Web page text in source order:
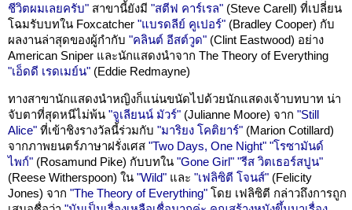
ชีวิตผมเลยครับ" สาขานี้ยังมี "สตีฟ คาร์เรล" (Steve Carell) ที่เปลี่ยน
โฉมรับบทใน Foxcatcher "แบรดลีย์ คูเปอร์" (Bradley Cooper) กับ
ผลงานล่าสุดของผู้กำกับ "คลินต์ อีสต์วูด" (Clint Eastwood) อย่าง
American Sniper และนักแสดงนำจาก The Theory of Everything
"เอ็ดดี เรดเมย์น" (Eddie Redmayne)
ทางสาขานักแสดงนำหญิงก็แน่นขนัดไปด้วยนักแสดงเจ้าบทบาท น่า
จับตาที่สุดหนีไม่พ้น "จูเลียนน์ มัวร์" (Julianne Moore) จาก "Still
Alice" ที่เข้าชิงรางวัลนี้ร่วมกับ "มาริยง โคติยาร์" (Marion Cotillard)
จากภาพยนตร์ภาษาฝรั่งเศส "Two Days, One Night" "โรซามันด์
ไพก์" (Rosamund Pike) กับบทใน "Gone Girl" "รีส วิตเธอร์สปูน"
(Reese Witherspoon) ใน "Wild" และ "เฟลิซิตี โจนส์" (Felicity
Jones) จาก "The Theory of Everything" โดย เฟลิซิตี กล่าวถึงการถูก